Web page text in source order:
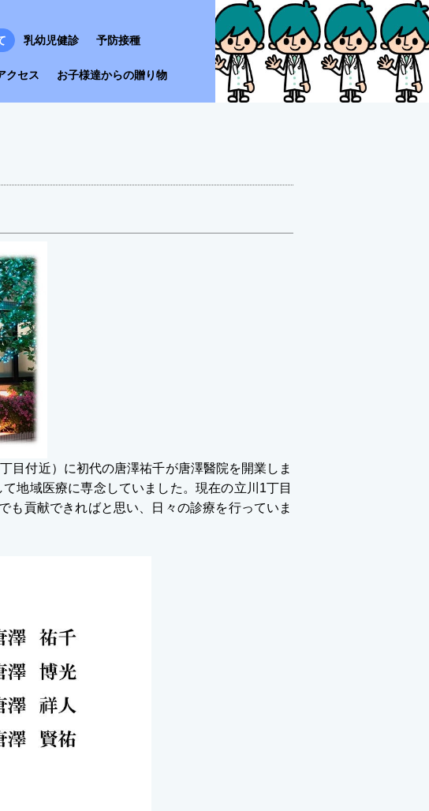
乳幼児健診 予防接種
クセス お子様達からの贈り物
目付近）に初代の唐澤祐千が唐澤醫院を開業しま
地域医療に専念していました。現在の立川1丁目
も貢献できればと思い、日々の診療を行っていま